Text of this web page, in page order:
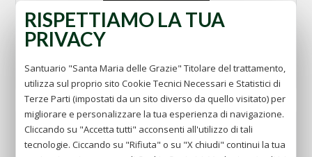
Enciende una vela
RISPETTIAMO LA TUA
PRIVACY
Santuario "Santa Maria delle Grazie" Titolare del trattamento,
utilizza sul proprio sito Cookie Tecnici Necessari e Statistici di
Terze Parti (impostati da un sito diverso da quello visitato) per
migliorare e personalizzare la tua esperienza di navigazione.
Cliccando su "Accetta tutti" acconsenti all'utilizzo di tali
tecnologie. Ciccando su "Rifiuta" o su "X chiudi" continui la tua